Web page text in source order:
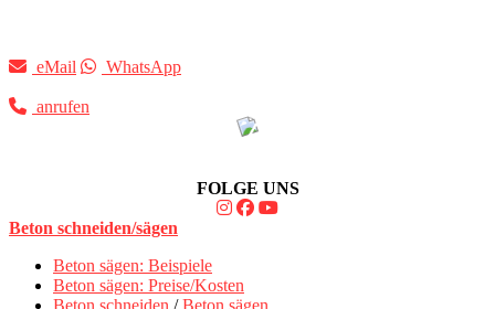
eMail WhatsApp
anrufen
FOLGE UNS
Beton schneiden/sägen
Beton sägen: Beispiele
Beton sägen: Preise/Kosten
Beton schneiden /Beton sägen